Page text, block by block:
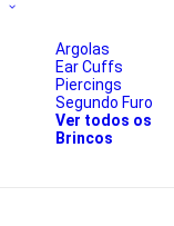
Argolas
Ear Cuffs
Piercings
Segundo Furo
Ver todos os
Brincos